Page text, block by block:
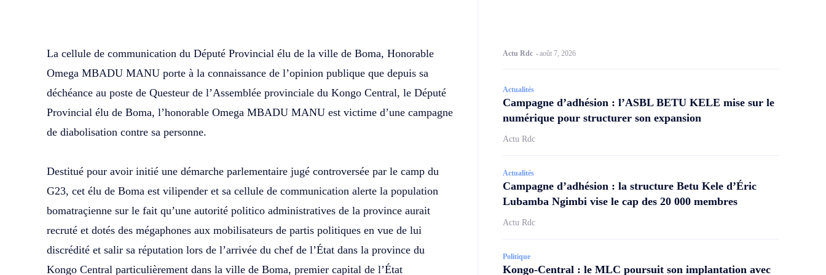
La cellule de communication du Député Provincial élu de la ville de Boma, Honorable
Omega MBADU MANU porte à la connaissance de l’opinion publique que depuis sa
déchéance au poste de Questeur de l’Assemblée provinciale du Kongo Central, le Député
Provincial élu de Boma, l’honorable Omega MBADU MANU est victime d’une campagne
de diabolisation contre sa personne.
‎Destitué pour avoir initié une démarche parlementaire jugé controversée par le camp du
G23, cet élu de Boma est vilipender et sa cellule de communication alerte la population
bomatraçienne sur le fait qu’une autorité politico administratives de la province aurait
recruté et dotés des mégaphones aux mobilisateurs de partis politiques en vue de lui
discrédité et salir sa réputation lors de l’arrivée du chef de l’État dans la province du
Kongo Central particulièrement dans la ville de Boma, premier capital de l’État
Actu Rdc -août 7, 2026
Actualités
Campagne d’adhésion : l’ASBL BETU KELE mise sur le
numérique pour structurer son expansion
Actu Rdc
Actualités
Campagne d’adhésion : la structure Betu Kele d’Éric
Lubamba Ngimbi vise le cap des 20 000 membres
Actu Rdc
Politique
Kongo-Central : le MLC poursuit son implantation avec